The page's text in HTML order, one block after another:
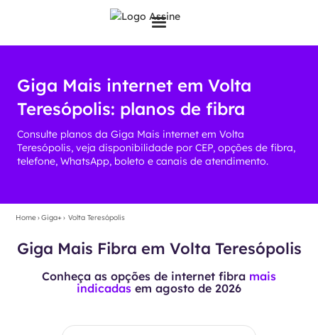
Giga Mais internet em Volta
Teresópolis: planos de fibra
Consulte planos da Giga Mais internet em Volta
Teresópolis, veja disponibilidade por CEP, opções de fibra,
telefone, WhatsApp, boleto e canais de atendimento.
Home›Giga+› Volta Teresópolis
Giga Mais Fibra em Volta Teresópolis
Conheça as opções de internet fibra mais
indicadas em agosto de 2026